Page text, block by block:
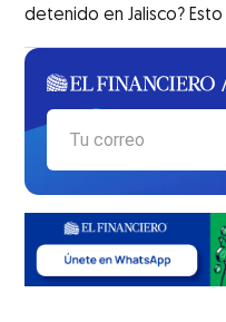
detenido en Jalisco?